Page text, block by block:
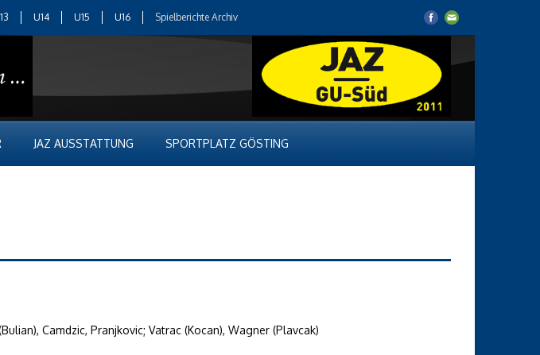
U14 U15 U16 Spielberichte Archiv
JAZ AUSSTATTUNG SPORTPLATZ GÖSTING
Camdzic, Pranjkovic; Vatrac (Kocan), Wagner (Plavcak)